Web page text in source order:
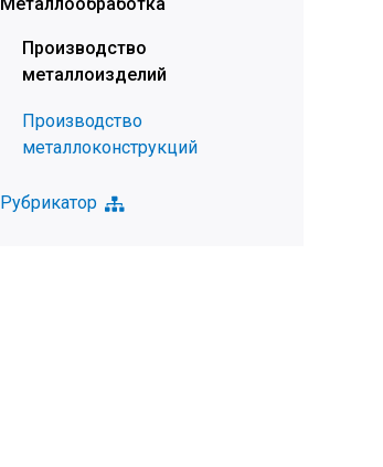
Производство
металлоизделий
Производство
металлоконструкций
Рубрикатор